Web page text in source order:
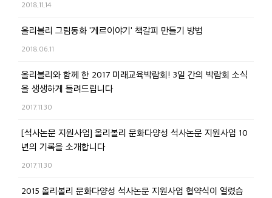
2018.11.14
올리볼리 그림동화 '게르이야기' 책갈피 만들기 방법
2018.06.11
올리볼리와 함께 한 2017 미래교육박람회! 3일 간의 박람회 소식
을 생생하게 들려드립니다
2017.11.30
[석사논문 지원사업] 올리볼리 문화다양성 석사논문 지원사업 10
년의 기록을 소개합니다
2017.11.30
2015 올리볼리 문화다양성 석사논문 지원사업 협약식이 열렸습